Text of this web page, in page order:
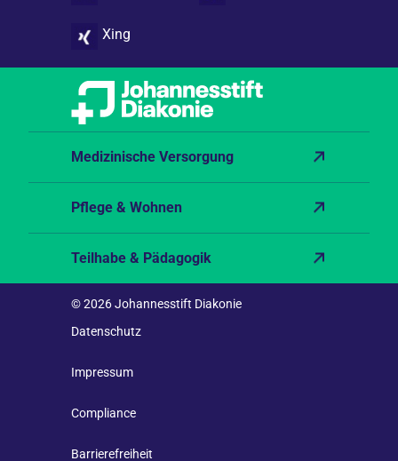
Xing
Medizinische Versorgung
Pflege & Wohnen
Teilhabe & Pädagogik
© 2026 Johannesstift Diakonie
Datenschutz
Impressum
Compliance
Barrierefreiheit